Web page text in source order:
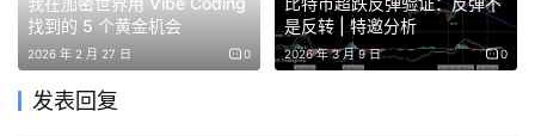
发增值服务，智能合约支持可编程支付，加速跨境应用。而
数字人民币要想真正完成从政策工具到大众产品的跃迁，真
正的考验，或许才刚刚开始。但其路径和潜力已比过去更加
找到的 5 个黄金机会
2026 年 2 月 27 日 0
是反转 | 特邀分析
2026 年 3 月 9 日 0
发表回复